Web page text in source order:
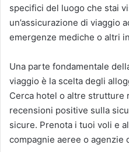
specifici del luogo che stai
un’assicurazione di viaggio
emergenze mediche o altri
Una parte fondamentale
viaggio è la scelta degli
Cerca hotel o altre strutture
recensioni positive sulla
sicure. Prenota i tuoi voli e
compagnie aeree o agenzie